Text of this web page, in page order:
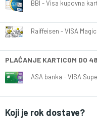
BBI - Visa kupovna
Raiffeisen - VISA
PLAĆANJE KARTICOM DO
ASA banka - VISA
Koji je rok dostave?